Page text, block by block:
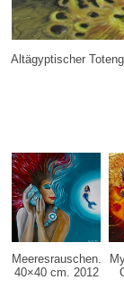
Altägyptischer
Meeresrauschen.
40×40 cm. 2012